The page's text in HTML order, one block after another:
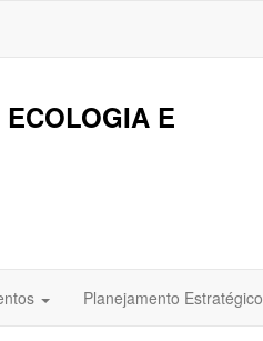
E
Planejamento Estratégico